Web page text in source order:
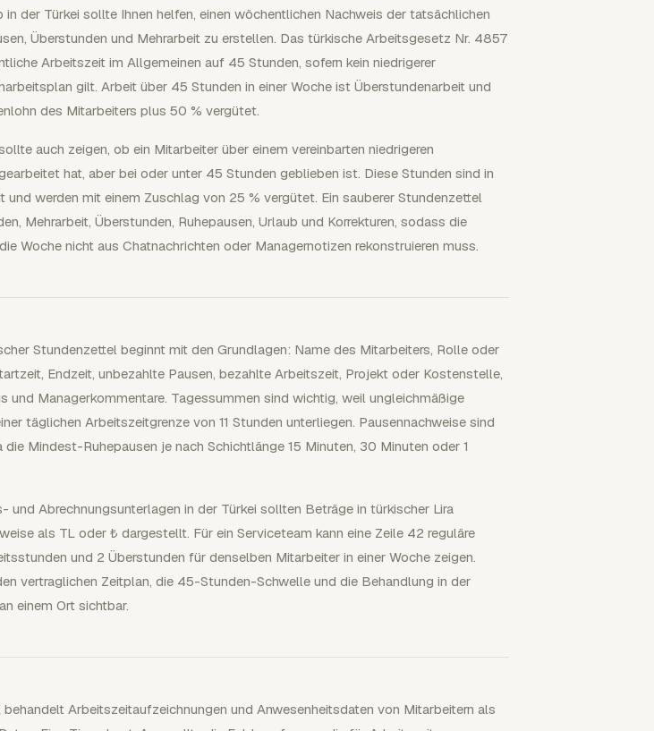
der Türkei sollte Ihnen helfen, einen wöchentlichen Nachweis der tatsächlichen
Überstunden und Mehrarbeit zu erstellen. Das türkische Arbeitsgesetz Nr. 4857
Arbeitszeit im Allgemeinen auf 45 Stunden, sofern kein niedrigerer
gilt. Arbeit über 45 Stunden in einer Woche ist Überstundenarbeit und
des Mitarbeiters plus 50 % vergütet.
auch zeigen, ob ein Mitarbeiter über einem vereinbarten niedrigeren
hat, aber bei oder unter 45 Stunden geblieben ist. Diese Stunden sind in
und werden mit einem Zuschlag von 25 % vergütet. Ein sauberer Stundenzettel
Mehrarbeit, Überstunden, Ruhepausen, Urlaub und Korrekturen, sodass die
Woche nicht aus Chatnachrichten oder Managernotizen rekonstruieren muss.
Stundenzettel beginnt mit den Grundlagen: Name des Mitarbeiters, Rolle oder
Endzeit, unbezahlte Pausen, bezahlte Arbeitszeit, Projekt oder Kostenstelle,
und Managerkommentare. Tagessummen sind wichtig, weil ungleichmäßige
täglichen Arbeitszeitgrenze von 11 Stunden unterliegen. Pausennachweise sind
Mindest-Ruhepausen je nach Schichtlänge 15 Minuten, 30 Minuten oder 1
und Abrechnungsunterlagen in der Türkei sollten Beträge in türkischer Lira
als TL oder ₺ dargestellt. Für ein Serviceteam kann eine Zeile 42 reguläre
und 2 Überstunden für denselben Mitarbeiter in einer Woche zeigen.
vertraglichen Zeitplan, die 45-Stunden-Schwelle und die Behandlung in der
einem Ort sichtbar.
Arbeitszeitaufzeichnungen und Anwesenheitsdaten von Mitarbeitern als